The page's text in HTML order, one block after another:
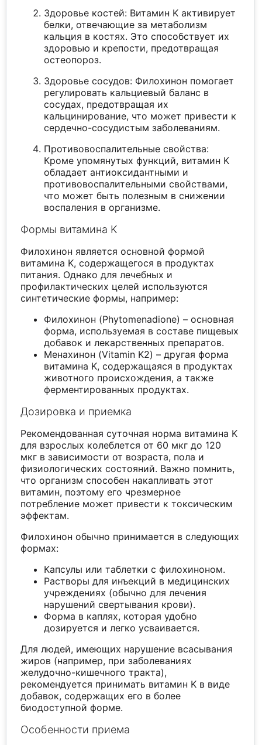
Здоровье костей: Витамин K активирует
белки, отвечающие за метаболизм
кальция в костях. Это способствует их
здоровью и крепости, предотвращая
остеопороз.
Здоровье сосудов: Филохинон помогает
регулировать кальциевый баланс в
сосудах, предотвращая их
кальцинирование, что может привести к
сердечно-сосудистым заболеваниям.
Противовоспалительные свойства:
Кроме упомянутых функций, витамин K
обладает антиоксидантными и
противовоспалительными свойствами,
что может быть полезным в снижении
воспаления в организме.
Формы витамина K
Филохинон является основной формой
витамина K, содержащегося в продуктах
питания. Однако для лечебных и
профилактических целей используются
синтетические формы, например:
Филохинон (Phytomenadione) – основная
форма, используемая в составе пищевых
добавок и лекарственных препаратов.
Менахинон (Vitamin K2) – другая форма
витамина K, содержащаяся в продуктах
животного происхождения, а также
ферментированных продуктах.
Дозировка и приемка
Рекомендованная суточная норма витамина K
для взрослых колеблется от 60 мкг до 120
мкг в зависимости от возраста, пола и
физиологических состояний. Важно помнить,
что организм способен накапливать этот
витамин, поэтому его чрезмерное
потребление может привести к токсическим
эффектам.
Филохинон обычно принимается в следующих
формах:
Капсулы или таблетки с филохиноном.
Растворы для инъекций в медицинских
учреждениях (обычно для лечения
нарушений свертывания крови).
Форма в каплях, которая удобно
дозируется и легко усваивается.
Для людей, имеющих нарушение всасывания
жиров (например, при заболеваниях
желудочно-кишечного тракта),
рекомендуется принимать витамин K в виде
добавок, содержащих его в более
биодоступной форме.
Особенности приема